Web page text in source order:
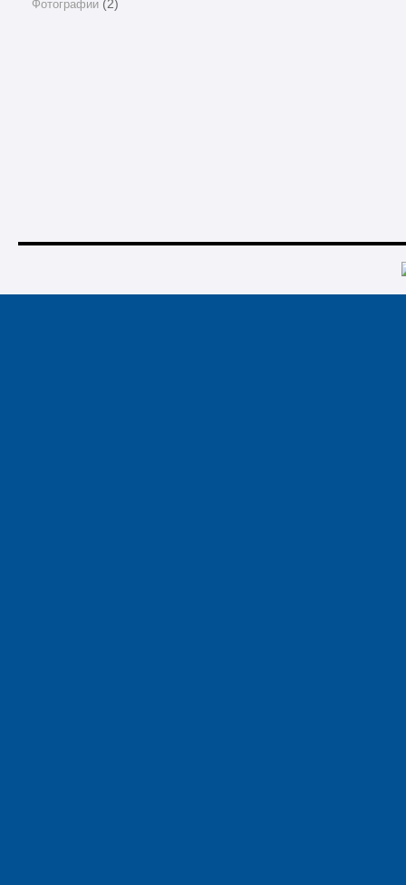
Фотографии(2)